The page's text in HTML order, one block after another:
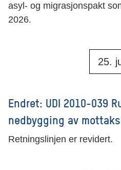
asyl- og migrasjonspakt
2026.
25.
Endret: UDI 2010-039
nedbygging av
Retningslinjen er revidert.